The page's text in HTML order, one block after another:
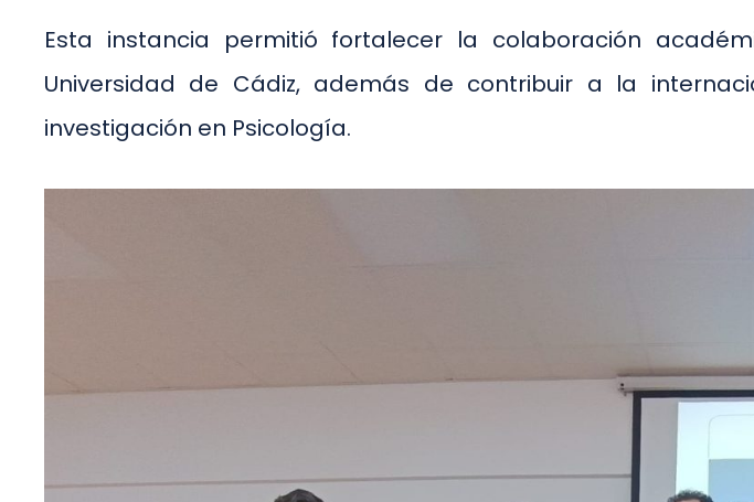
Esta instancia permitió fortalecer la colaboración
Universidad de Cádiz, además de contribuir a la
investigación en Psicología.